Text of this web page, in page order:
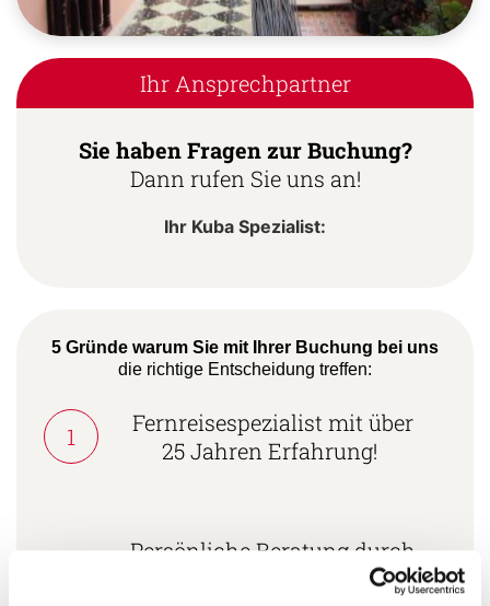
Ihr Ansprechpartner
Sie haben Fragen zur Buchung?
Dann rufen Sie uns an!
Ihr Kuba Spezialist:
5 Gründe warum Sie mit Ihrer Buchung bei uns
die richtige Entscheidung treffen:
1
Fernreisespezialist mit über
25 Jahren Erfahrung!
Persönliche Beratung durch